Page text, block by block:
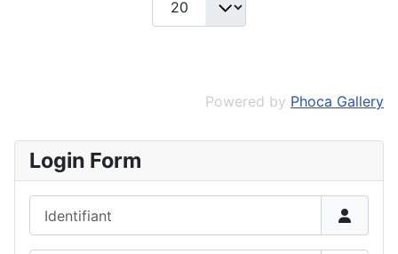
Powered by Phoca Gallery
Login Form